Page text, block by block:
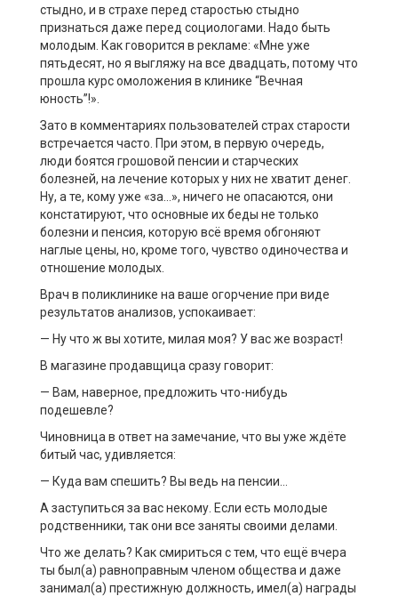
стыдно, и в страхе перед старостью стыдно
признаться даже перед социологами. Надо быть
молодым. Как говорится в рекламе: «Мне уже
пятьдесят, но я выгляжу на все двадцать, потому что
прошла курс омоложения в клинике “Вечная
юность”!».
Зато в комментариях пользователей страх старости
встречается часто. При этом, в первую очередь,
люди боятся грошовой пенсии и старческих
болезней, на лечение которых у них не хватит денег.
Ну, а те, кому уже «за…», ничего не опасаются, они
констатируют, что основные их беды не только
болезни и пенсия, которую всё время обгоняют
наглые цены, но, кроме того, чувство одиночества и
отношение молодых.
Врач в поликлинике на ваше огорчение при виде
результатов анализов, успокаивает:
— Ну что ж вы хотите, милая моя? У вас же возраст!
В магазине продавщица сразу говорит:
— Вам, наверное, предложить что-нибудь
подешевле?
Чиновница в ответ на замечание, что вы уже ждёте
битый час, удивляется:
— Куда вам спешить? Вы ведь на пенсии…
А заступиться за вас некому. Если есть молодые
родственники, так они все заняты своими делами.
Что же делать? Как смириться с тем, что ещё вчера
ты был(а) равноправным членом общества и даже
занимал(а) престижную должность, имел(а) награды